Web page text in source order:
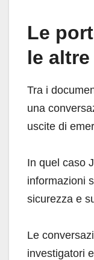
Le
le
Tra i
una
uscite di
In quel caso
informazioni
sicurezza e
Le
investigatori